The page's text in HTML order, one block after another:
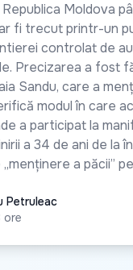
Moldova
fi trecut printr-un
controlat de
Precizarea a fost
Sandu, care a
modul în care
a participat la
a 34 de ani de la
a păcii”
Petruleac
ore